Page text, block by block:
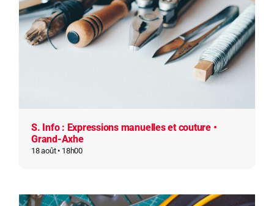
S. Info : Expressions manuelles et couture •
Grand-Axhe
18 août • 18h00